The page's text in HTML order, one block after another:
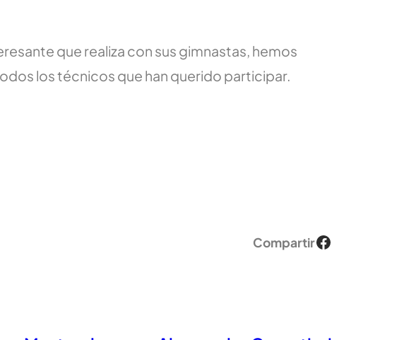
que realiza con sus gimnastas, hemos
los técnicos que han querido participar.
CompartirFacebook